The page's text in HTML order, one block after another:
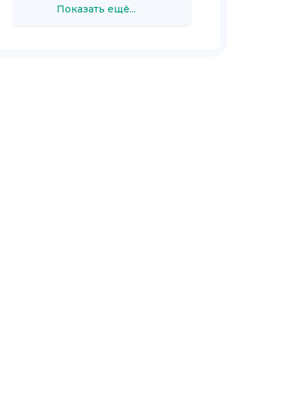
Показать ещё...